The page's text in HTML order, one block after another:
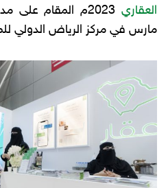
العقاري
مارس في مركز الرياض الدولي